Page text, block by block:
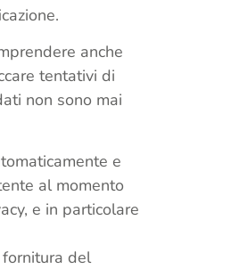
anche
tentativi di
non sono mai
e
al momento
e in particolare
fornitura del